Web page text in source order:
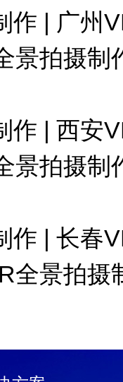
作 | 广州
景拍摄制
作 | 西安
景拍摄制
作 | 长春
全景拍摄